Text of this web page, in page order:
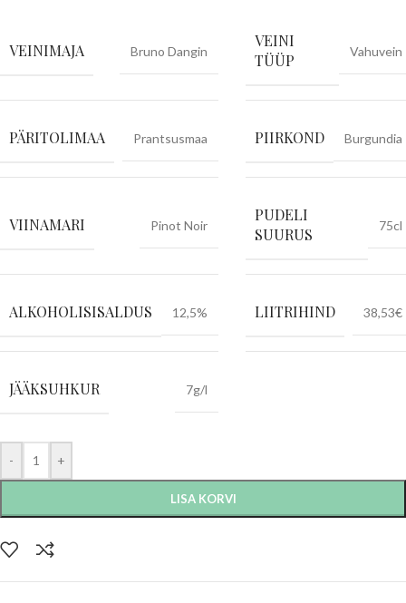
VEINIMAJA Bruno Dangin
VEINI
TÜÜP
Vahuvein
PÄRITOLIMAA Prantsusmaa PIIRKOND Burgundia
VIINAMARI Pinot Noir
PUDELI
SUURUS
75cl
ALKOHOLISISALDUS 12,5% LIITRIHIND 38,53€
JÄÄKSUHKUR 7g/l
- +
LISA KORVI